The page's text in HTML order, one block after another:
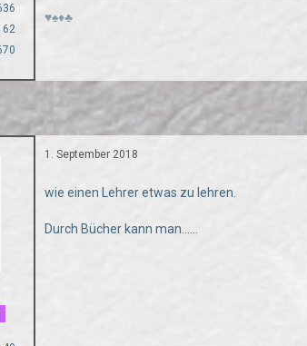
♥♠♦♣
1. September 2018
wie einen Lehrer etwas zu lehren.
Durch Bücher kann man......